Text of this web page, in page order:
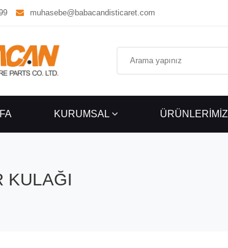
muhasebe@babacandisticaret.com
KURUMSAL ÜRÜNLERİMİZ
KULAĞI